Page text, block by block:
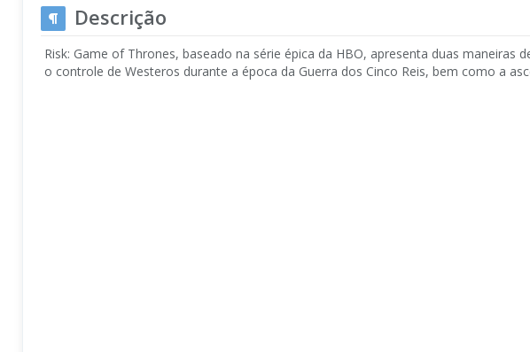
Descrição
Risk: Game of Thrones, baseado na série épica da HBO, apresenta duas maneiras
o controle de Westeros durante a época da Guerra dos Cinco Reis, bem como a